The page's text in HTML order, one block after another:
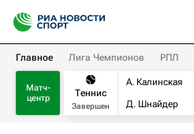
Главное Лига Чемпионов РПЛ
Матч-
центр
Теннис
Завершен
А. Калинская
Д. Шнайдер